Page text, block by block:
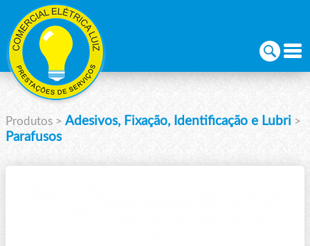
Produtos> Adesivos, Fixação, Identificação e Lubri >
Parafusos